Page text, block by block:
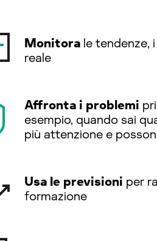
Monitora le tendenze,
reale
Affronta i problemi
esempio, quando sai
più attenzione e
Usa le previsioni per
formazione